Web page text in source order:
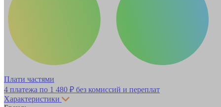
Плати частями
4 платежа по 1 480 ₽ без комиссий и переплат
Характеристики